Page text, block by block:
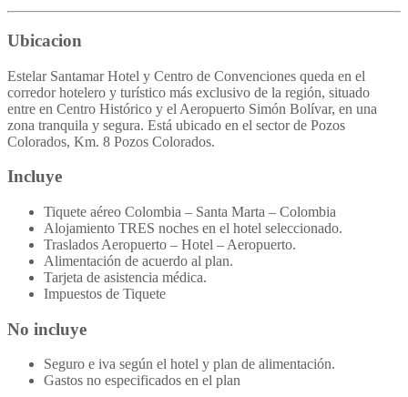
Ubicacion
Estelar Santamar Hotel y Centro de Convenciones queda en el
corredor hotelero y turístico más exclusivo de la región, situado
entre en Centro Histórico y el Aeropuerto Simón Bolívar, en una
zona tranquila y segura. Está ubicado en el sector de Pozos
Colorados, Km. 8 Pozos Colorados.
Incluye
Tiquete aéreo Colombia – Santa Marta – Colombia
Alojamiento TRES noches en el hotel seleccionado.
Traslados Aeropuerto – Hotel – Aeropuerto.
Alimentación de acuerdo al plan.
Tarjeta de asistencia médica.
Impuestos de Tiquete
No incluye
Seguro e iva según el hotel y plan de alimentación.
Gastos no especificados en el plan